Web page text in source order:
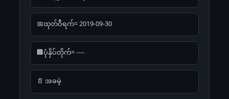
📅ထုတ်ဝီရက်= 2019-09-30
🏢ပုံနှိပ်တိုက်= ----
📄 အခမဲ့